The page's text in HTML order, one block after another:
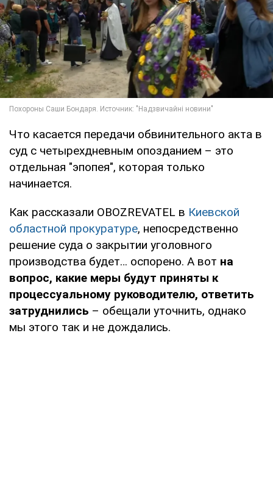
Что касается передачи обвинительного акта в
суд с четырехдневным опозданием – это
отдельная "эпопея", которая только
начинается.
Как рассказали OBOZREVATEL в Киевской
областной прокуратуре, непосредственно
решение суда о закрытии уголовного
производства будет… оспорено. А вот на
вопрос, какие меры будут приняты к
процессуальному руководителю, ответить
затруднились – обещали уточнить, однако
мы этого так и не дождались.